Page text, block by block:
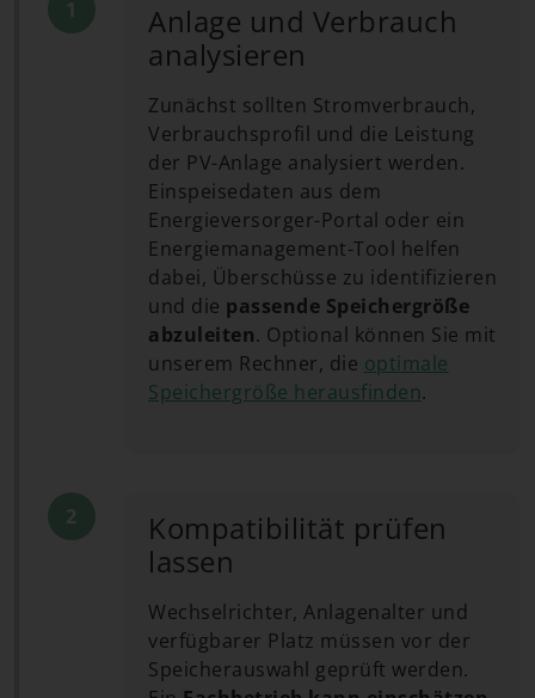
Anlage und Verbrauch
analysieren
Zunächst sollten Stromverbrauch,
Verbrauchsprofil und die Leistung
der PV-Anlage analysiert werden.
Einspeisedaten aus dem
Energieversorger-Portal oder ein
Energiemanagement-Tool helfen
dabei, Überschüsse zu identifizieren
und die passende Speichergröße
abzuleiten. Optional können Sie mit
unserem Rechner, die optimale
Speichergröße herausfinden.
Kompatibilität prüfen
lassen
Wechselrichter, Anlagenalter und
verfügbarer Platz müssen vor der
Speicherauswahl geprüft werden.